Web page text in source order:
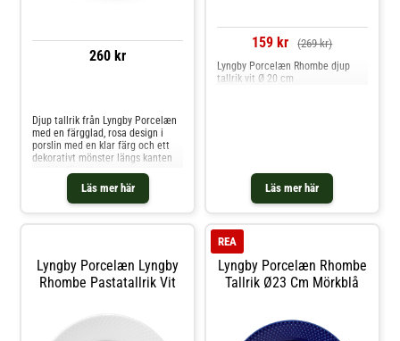
260 kr
Läs mer här
Djup tallrik från Lyngby Porcelæn
med en färgglad, rosa design i
porslin med en klar färg och ett
dekorativt mönster längs kanten
perfekt för att servera
pasta.Formgivning av Stilleben +
Reckweg & Nordentoft.Om djupa
tallriken från Lyngby Porcelæn-
porslin.- Rund form. Shoppa Djupa
tallrikar och mer Tallrikar hos
Royal Design.
159 kr (269 kr)
Läs mer här
Lyngby Porcelæn Rhombe djup
tallrik vit Ø 20 cm
Lyngby Porcelæn Lyngby
Rhombe Pastatallrik Vit
Lyngby Porcelæn Rhombe
Tallrik Ø23 Cm Mörkblå
REA